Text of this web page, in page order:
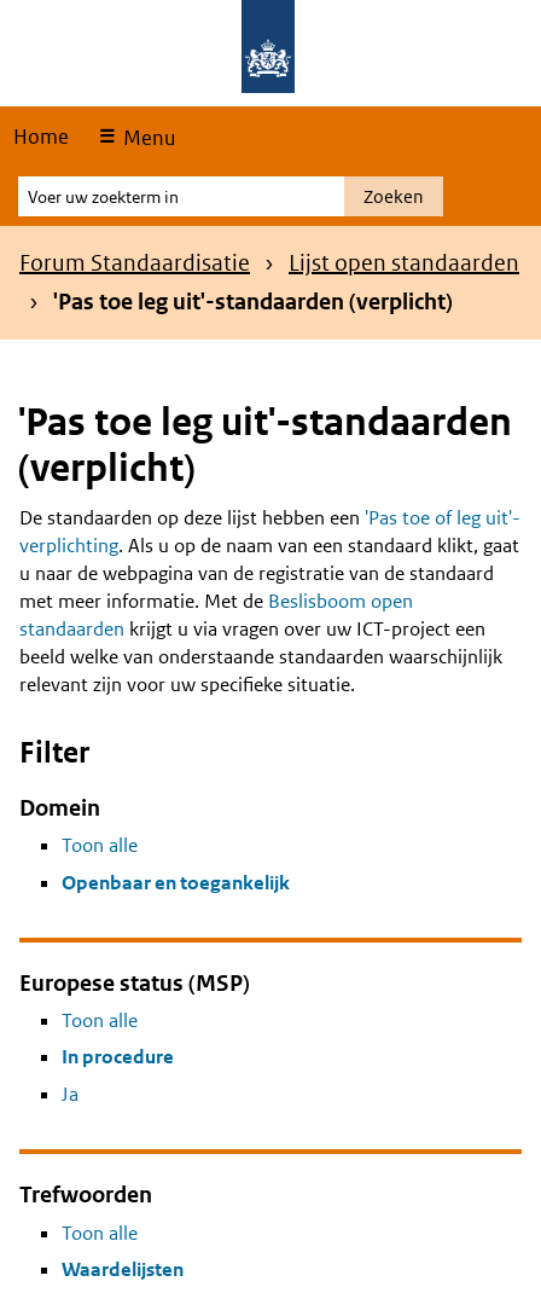
Home Menu
Voer
uw
zoekterm
Zoeken
Kruimelpad
Forum Standaardisatie
Lijst open standaarden
'Pas toe leg uit'-standaarden (verplicht)
'Pas toe leg uit'-standaarden
(verplicht)
Content
De standaarden op deze lijst hebben een 'Pas toe of leg uit'-
verplichting. Als u op de naam van een standaard klikt, gaat
u naar de webpagina van de registratie van de standaard
met meer informatie. Met de Beslisboom open
standaarden krijgt u via vragen over uw ICT-project een
beeld welke van onderstaande standaarden waarschijnlijk
relevant zijn voor uw specifieke situatie.
Filter
Domein
Toon alle
Openbaar en toegankelijk
Europese status (MSP)
Toon alle
In procedure
Ja
Trefwoorden
Toon alle
Waardelijsten